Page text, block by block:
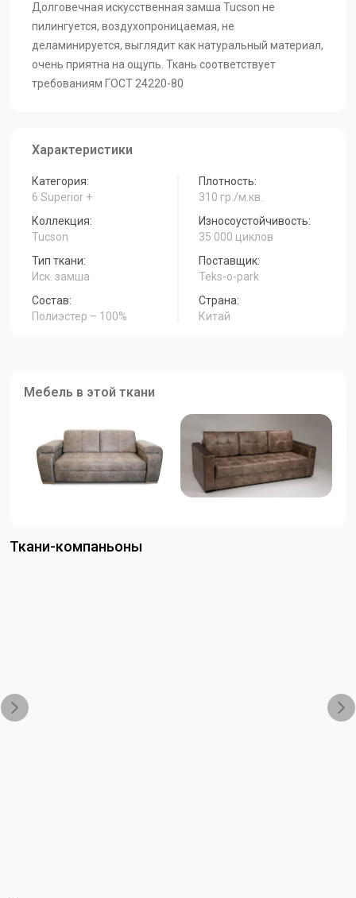
Tucson-Cognac Tucson-Cocoa Tucson-Caramel
Долговечная искусственная замша Tucson не
пилингуется, воздухопроницаемая, не
деламинируется, выглядит как натуральный материал,
очень приятна на ощупь. Ткань соответствует
требованиям ГОСТ 24220-80
Характеристики
Категория:
6 Superior +
Плотность:
310 гр./м.кв.
Коллекция:
Tucson
Износоустойчивость:
35 000 циклов
Тип ткани:
Иск. замша
Поставщик:
Teks-o-park
Состав:
Полиэстер – 100%
Страна:
Китай
Мебель в этой ткани
Ткани-компаньоны